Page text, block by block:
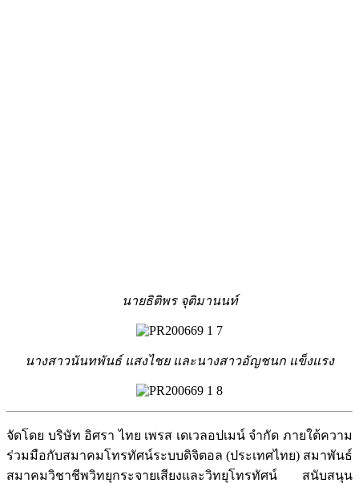
นายธิติพร จุติมานนท์
นางสาวนันทพันธ์ แสงไชย และนางสาวอัญชนก แข็งแรง
จัดโดย บริษัท อิศรา ไทย เพรส เดเวลอปเมน์ จำกัด ภายใต้ความ
ร่วมมือกับสมาคมโทรทัศน์ระบบดิจิตอล (ประเทศไทย) สมาพันธ์
สมาคมวิชาชีพวิทยุกระจายเสียงและวิทยุโทรทัศน์ สนับสนุน